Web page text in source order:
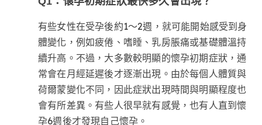
有些女性在受孕後約1～2週，就可能開始感受到身
體變化，例如疲倦、嗜睡、乳房脹痛或基礎體溫持
續升高。不過，大多數較明顯的懷孕初期症狀，通
常會在月經延遲後才逐漸出現。由於每個人體質與
荷爾蒙變化不同，因此症狀出現時間與明顯程度也
會有所差異。有些人很早就有感覺，也有人直到懷
孕6週後才發現自己懷孕。